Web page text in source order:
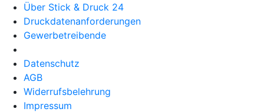
Über Stick & Druck 24
Druckdatenanforderungen
Gewerbetreibende
Datenschutz
AGB
Widerrufsbelehrung
Impressum